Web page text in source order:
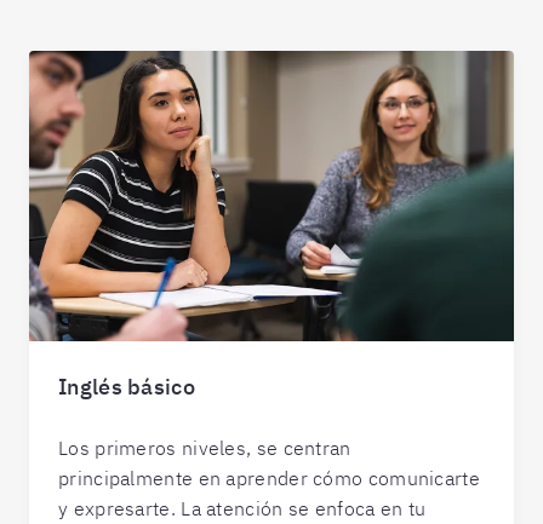
Inglés básico
Los primeros niveles, se centran
principalmente en aprender cómo comunicarte
y expresarte. La atención se enfoca en tu